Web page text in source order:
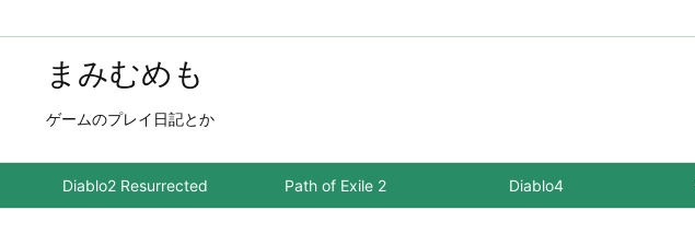
まみむめも
ゲームのプレイ日記とか
Diablo2 Resurrected Path of Exile 2 Diablo4